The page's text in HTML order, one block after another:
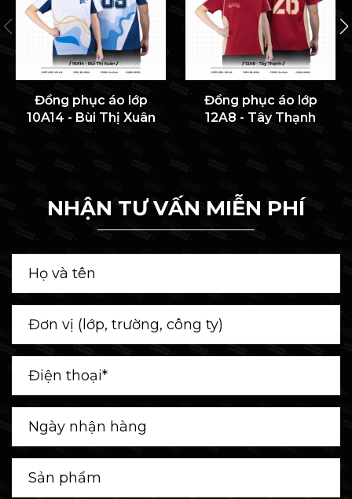
Đồng phục áo lớp
10A14 - Bùi Thị Xuân
Đồng phục áo lớp
12A8 - Tây Thạnh
NHẬN TƯ VẤN MIỄN PHÍ